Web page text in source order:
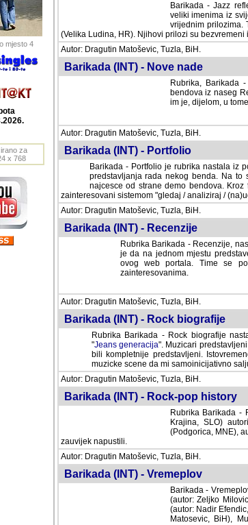
mjesto 4
za
x 768
Barikada - Jazz
imenima iz svijeta
vrijednim prilozima.
(Velika Ludina, HR). Njihovi prilozi su bezvremeni
Autor: Dragutin Matoševic, Tuzla, BiH.
Barikada (INT) - Nove nade
Rubrika, Barikada
bendova iz naseg
je, dijelom, u tome
Autor: Dragutin Matoševic, Tuzla, BiH.
Barikada (INT) - Portfolio
Barikada - Portfolio je rubrika nastala iz
predstavljanja rada nekog benda. Na to
najcesce od strane demo bendova.
zainteresovani sistemom "gledaj / analiziraj /
Autor: Dragutin Matoševic, Tuzla, BiH.
Barikada (INT) - Recenzije
Rubrika Barikada - Recenzije,
je da na jednom mjestu
ovog web portala. Time se
zainteresovanima.
Autor: Dragutin Matoševic, Tuzla, BiH.
Barikada (INT) - Rock biografije
Rubrika Barikada - Rock biografije
"Jeans generacija". Muzicari
bili kompletnije predstavljeni.
muzicke scene da mi samoinicijativno
Autor: Dragutin Matoševic, Tuzla, BiH.
Barikada (INT) - Rock-pop history
Rubrika Barikada -
Krajina, SLO)
(Podgorica, MNE),
zauvijek napustili.
Autor: Dragutin Matoševic, Tuzla, BiH.
Barikada (INT) - Vremeplov
Barikada -
(autor: Zeljko
(autor: Nadir
Matosevic, BiH),